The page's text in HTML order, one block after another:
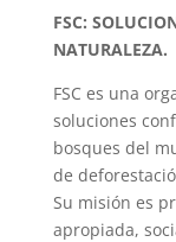
FSC:
NATURALEZA.
FSC es una
soluciones
bosques del
de
Su misión es
apropiada,